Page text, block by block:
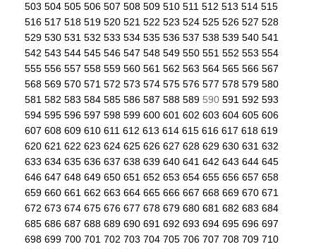
503 504 505 506 507 508 509 510 511 512 513 514 515
516 517 518 519 520 521 522 523 524 525 526 527 528
529 530 531 532 533 534 535 536 537 538 539 540 541
542 543 544 545 546 547 548 549 550 551 552 553 554
555 556 557 558 559 560 561 562 563 564 565 566 567
568 569 570 571 572 573 574 575 576 577 578 579 580
581 582 583 584 585 586 587 588 589 590 591 592 593
594 595 596 597 598 599 600 601 602 603 604 605 606
607 608 609 610 611 612 613 614 615 616 617 618 619
620 621 622 623 624 625 626 627 628 629 630 631 632
633 634 635 636 637 638 639 640 641 642 643 644 645
646 647 648 649 650 651 652 653 654 655 656 657 658
659 660 661 662 663 664 665 666 667 668 669 670 671
672 673 674 675 676 677 678 679 680 681 682 683 684
685 686 687 688 689 690 691 692 693 694 695 696 697
698 699 700 701 702 703 704 705 706 707 708 709 710